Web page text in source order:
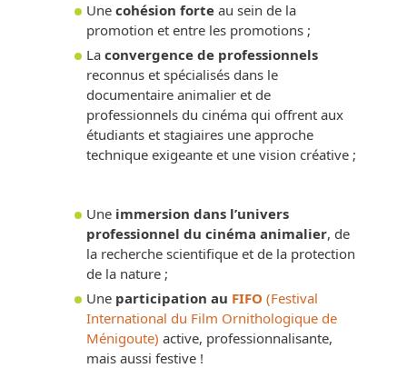
Une cohésion forte au sein de la
promotion et entre les promotions ;
La convergence de professionnels
reconnus et spécialisés dans le
documentaire animalier et de
professionnels du cinéma qui offrent aux
étudiants et stagiaires une approche
technique exigeante et une vision créative ;
Une immersion dans l’univers
professionnel du cinéma animalier, de
la recherche scientifique et de la protection
de la nature ;
Une participation au FIFO (Festival
International du Film Ornithologique de
Ménigoute) active, professionnalisante,
mais aussi festive !